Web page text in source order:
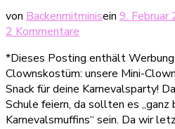
von Backenmitminisein 9. Februar
2 Kommentare
Mini-
Clownmuffins
*Dieses Posting enthält
Clownskostüm: unsere Mini-
Snack für deine Karnevalsparty!
Schule feiern, da sollten es „ganz
Karnevalsmuffins“ sein. Da wir